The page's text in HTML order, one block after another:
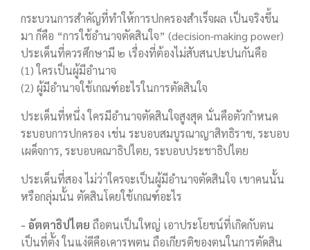
กระบวนการสำคัญที่ทำให้การปกครองสำเร็จผล เป็นจริงขึ้น
มา ก็คือ “การใช้อำนาจตัดสินใจ” (decision-making power)
ประเด็นที่ควรศึกษามี ๒ เรื่องที่ต้องไม่สับสนปะปนกันคือ
(1) ใครเป็นผู้มีอำนาจ
(2) ผู้มีอำนาจใช้เกณฑ์อะไรในการตัดสินใจ
ประเด็นที่หนึ่ง ใครมีอำนาจตัดสินใจสูงสุด นั่นคือตัวกำหนด
ระบอบการปกครอง เช่น ระบอบสมบูรณาญาสิทธิราช, ระบอบ
เผด็จการ, ระบอบคณาธิปไตย, ระบอบประชาธิปไตย
ประเด็นที่สอง ไม่ว่าใครจะเป็นผู้มีอำนาจตัดสินใจ เขาคนนั้น
หรือกลุ่มนั้น ตัดสินโดยใช้เกณฑ์อะไร
- อัตตาธิปไตย ถือตนเป็นใหญ่ เอาประโยชน์ที่เกิดกับตน
เป็นที่ตั้ง ในแง่ดีคือเคารพตน ถือเกียรติของตนในการตัดสิน